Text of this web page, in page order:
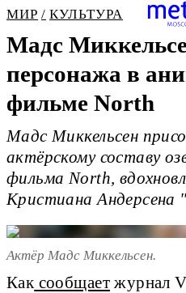
МИР КУЛЬТУРА
Мадс
персонажа в
фильме North
Мадс Миккельсен
актёрскому составу
фильма North,
Кристиана Андерсена
Актёр Мадс Миккельсен.
Как сообщает журнал